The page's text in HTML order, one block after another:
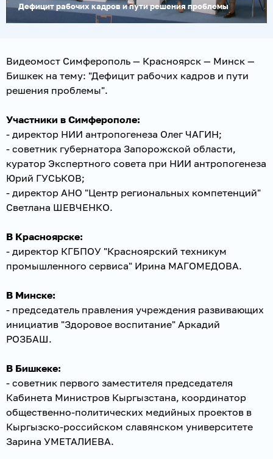
Дефицит рабочих кадров и пути решения проблемы
Видеомост Симферополь — Красноярск — Минск —
Бишкек на тему: "Дефицит рабочих кадров и пути
решения проблемы".
Участники в Симферополе:
- директор НИИ антропогенеза Олег ЧАГИН;
- советник губернатора Запорожской области,
куратор Экспертного совета при НИИ антропогенеза
Юрий ГУСЬКОВ;
- директор АНО "Центр региональных компетенций"
Светлана ШЕВЧЕНКО.
В Красноярске:
- директор КГБПОУ "Красноярский техникум
промышленного сервиса" Ирина МАГОМЕДОВА.
В Минске:
- председатель правления учреждения развивающих
инициатив "Здоровое воспитание" Аркадий
РОЗБАШ.
В Бишкеке:
- советник первого заместителя председателя
Кабинета Министров Кыргызстана, координатор
общественно-политических медийных проектов в
Кыргызско-российском славянском университете
Зарина УМЕТАЛИЕВА.